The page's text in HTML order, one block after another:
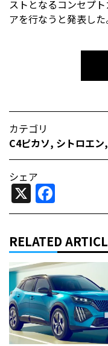
ストとなるコンセプ
アを行なうと発表した
カテゴリ
C4ピカソ, シトロエン,
シェア
X
RELATED